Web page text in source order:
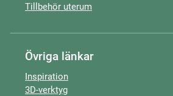
Tillbehör uterum
Övriga länkar
Inspiration
3D-verktyg